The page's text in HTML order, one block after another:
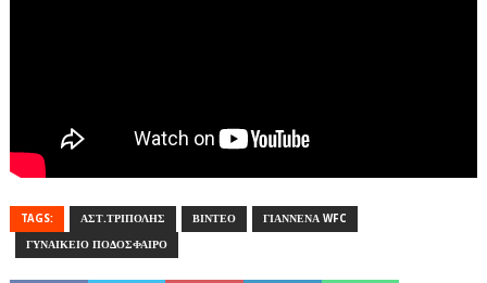
TAGS: ΑΣΤ.ΤΡΙΠΟΛΗΣ ΒΙΝΤΕΟ ΓΙΑΝΝΕΝΑ WFC
ΓΥΝΑΙΚΕΙΟ ΠΟΔΟΣΦΑΙΡΟ